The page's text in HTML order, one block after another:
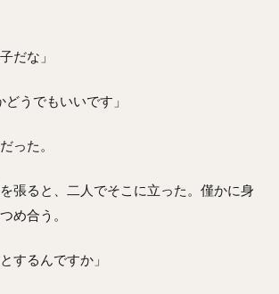
だな」
うでもいいです」
った。
張ると、二人でそこに立った。僅かに身
め合う。
するんですか」